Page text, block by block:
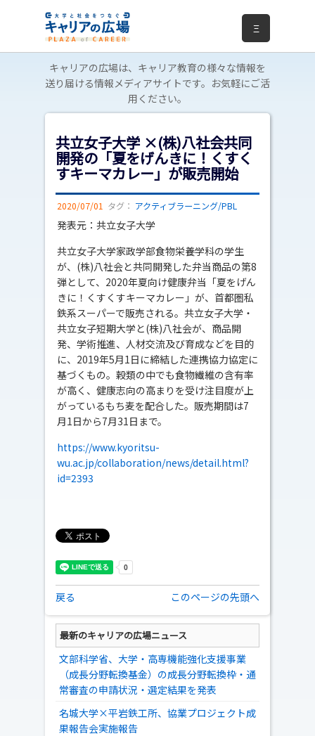
Ξ
キャリアの広場は、キャリア教育の様々な情報を
送り届ける情報メディアサイトです。お気軽にご活
用ください。
共立女子大学 ×(株)八社会共同
開発の「夏をげんきに！くすく
すキーマカレー」が販売開始
2020/07/01 タグ： アクティブラーニング/PBL
発表元：共立女子大学
共立女子大学家政学部食物栄養学科の学生
が、(株)八社会と共同開発した弁当商品の第8
弾として、2020年夏向け健康弁当「夏をげん
きに！くすくすキーマカレー」が、首都圏私
鉄系スーパーで販売される。共立女子大学・
共立女子短期大学と(株)八社会が、商品開
発、学術推進、人材交流及び育成などを目的
に、2019年5月1日に締結した連携協力協定に
基づくもの。穀類の中でも食物繊維の含有率
が高く、健康志向の高まりを受け注目度が上
がっているもち麦を配合した。販売期間は7
月1日から7月31日まで。
https://www.kyoritsu-
wu.ac.jp/collaboration/news/detail.html?
id=2393
戻る このページの先頭へ
最新のキャリアの広場ニュース
文部科学省、大学・高専機能強化支援事業
（成長分野転換基金）の成長分野転換枠・通
常審査の申請状況・選定結果を発表
名城大学×平岩鉄工所、協業プロジェクト成
果報告会実施報告